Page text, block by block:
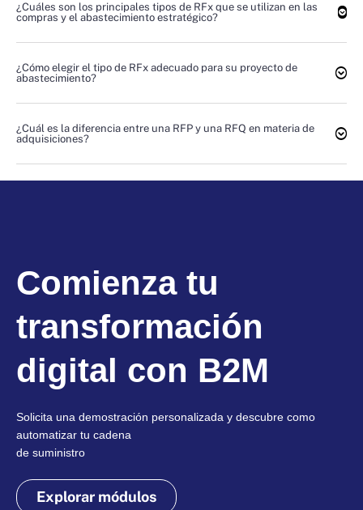
¿Cuáles son los principales tipos de RFx que se utilizan en las
compras y el abastecimiento estratégico?
¿Cómo elegir el tipo de RFx adecuado para su proyecto de
abastecimiento?
¿Cuál es la diferencia entre una RFP y una RFQ en materia de
adquisiciones?
Comienza tu
transformación
digital con B2M
Solicita una demostración personalizada y descubre como
automatizar tu cadena
de suministro
Explorar módulos